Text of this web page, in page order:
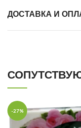
ДОСТАВКА И
-27%